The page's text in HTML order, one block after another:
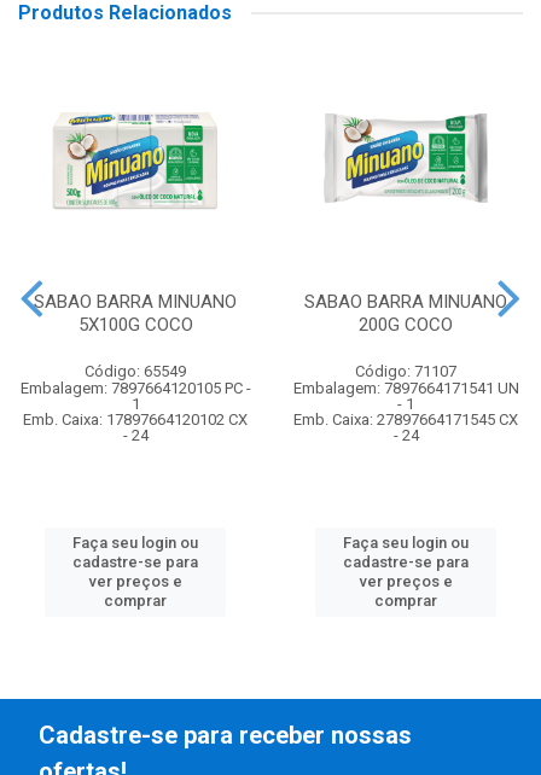
Produtos Relacionados
SABAO BARRA MINUANO
5X100G COCO
Código: 65549
Embalagem: 7897664120105 PC -
1
Emb. Caixa: 17897664120102 CX
- 24
Faça seu login ou
cadastre-se para
ver preços e
comprar
SABAO BARRA MINUANO
200G COCO
Código: 71107
Embalagem: 7897664171541 UN
- 1
Emb. Caixa: 27897664171545 CX
- 24
Faça seu login ou
cadastre-se para
ver preços e
comprar
Cadastre-se para receber nossas